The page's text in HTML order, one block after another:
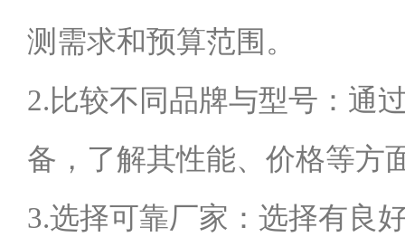
测需求和预算范围。
2.比较不同品牌与型号：通
备，了解其性能、价格等方
3.选择可靠厂家：选择有良